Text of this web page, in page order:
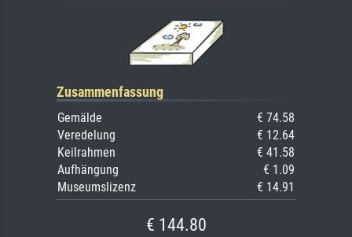
Zusammenfassung
Gemälde
€ 74.58
Veredelung
€ 12.64
Keilrahmen
€ 41.58
Aufhängung
€ 1.09
Museumslizenz
€ 14.91
€ 144.80